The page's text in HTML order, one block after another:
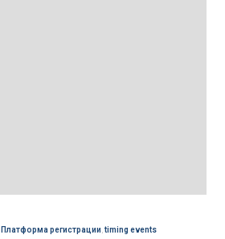
Платформа регистрации,timing events